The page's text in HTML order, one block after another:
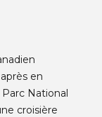
en
National
croisière